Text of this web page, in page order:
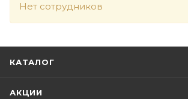
Нет сотрудников
КАТАЛОГ
АКЦИИ